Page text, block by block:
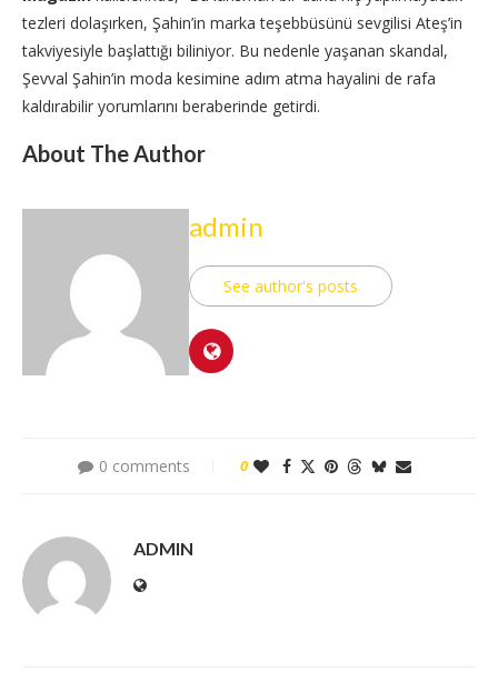
tezleri dolaşırken, Şahin’in marka teşebbüsünü sevgilisi Ateş’in
takviyesiyle başlattığı biliniyor. Bu nedenle yaşanan skandal,
Şevval Şahin’in moda kesimine adım atma hayalini de rafa
kaldırabilir yorumlarını beraberinde getirdi.
About The Author
admin
See author's posts
0 comments 0
ADMIN